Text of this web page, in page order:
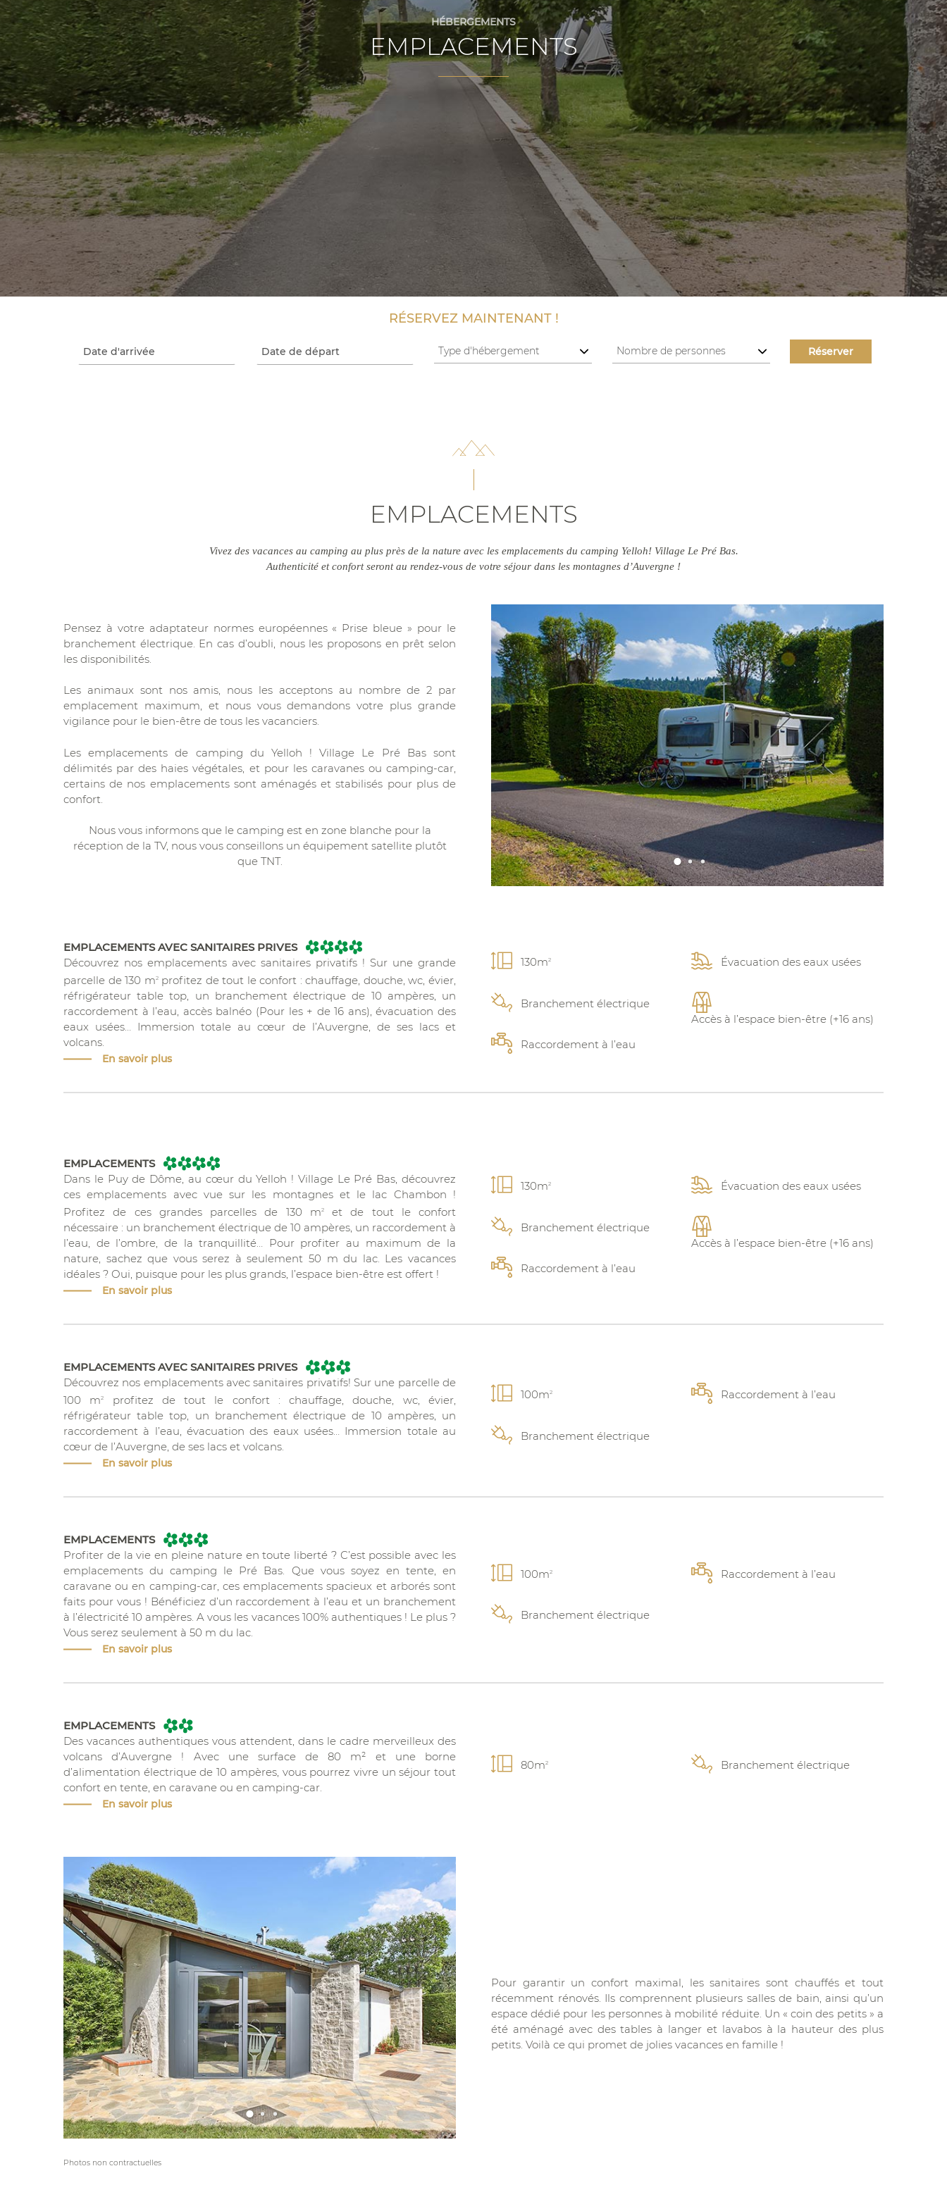
HÉBERGEMENTS
EMPLACEMENTS
RÉSERVEZ MAINTENANT !
EMPLACEMENTS
Vivez des vacances au camping au plus près de la nature avec les emplacements du camping Yelloh! Village Le Pré Bas.
Authenticité et confort seront au rendez-vous de votre séjour dans les montagnes d’Auvergne !
Pensez à votre adaptateur normes européennes « Prise bleue » pour le
branchement électrique. En cas d’oubli, nous les proposons en prêt selon
les disponibilités.
Les animaux sont nos amis, nous les acceptons au nombre de 2 par
emplacement maximum, et nous vous demandons votre plus grande
vigilance pour le bien-être de tous les vacanciers.
Les emplacements de camping du Yelloh ! Village Le Pré Bas sont
délimités par des haies végétales, et pour les caravanes ou camping-car,
certains de nos emplacements sont aménagés et stabilisés pour plus de
confort.
Nous vous informons que le camping est en zone blanche pour la
réception de la TV, nous vous conseillons un équipement satellite plutôt
que TNT.
EMPLACEMENTS AVEC SANITAIRES PRIVES
Découvrez nos emplacements avec sanitaires privatifs ! Sur une grande
parcelle de 130 m2profitez de tout le confort : chauffage, douche, wc, évier,
réfrigérateur table top, un branchement électrique de 10 ampères, un
raccordement à l’eau, accès balnéo (Pour les + de 16 ans), évacuation des
eaux usées… Immersion totale au cœur de l’Auvergne, de ses lacs et
volcans.
En savoir plus
130m2
Branchement électrique
Raccordement à l’eau
Évacuation des eaux usées
Accès à l’espace bien-être (+16 ans)
EMPLACEMENTS
Dans le Puy de Dôme, au cœur du Yelloh ! Village Le Pré Bas, découvrez
ces emplacements avec vue sur les montagnes et le lac Chambon !
Profitez de ces grandes parcelles de 130 m2et de tout le confort
nécessaire : un branchement électrique de 10 ampères, un raccordement à
l’eau, de l’ombre, de la tranquillité… Pour profiter au maximum de la
nature, sachez que vous serez à seulement 50 m du lac. Les vacances
idéales ? Oui, puisque pour les plus grands, l’espace bien-être est offert !
En savoir plus
130m2
Branchement électrique
Raccordement à l’eau
Évacuation des eaux usées
Accès à l’espace bien-être (+16 ans)
EMPLACEMENTS AVEC SANITAIRES PRIVES
Découvrez nos emplacements avec sanitaires privatifs! Sur une parcelle de
100 m2
profitez de tout le confort : chauffage, douche, wc, évier,
réfrigérateur table top, un branchement électrique de 10 ampères, un
raccordement à l’eau, évacuation des eaux usées… Immersion totale au
cœur de l’Auvergne, de ses lacs et volcans.
En savoir plus
100m2
Branchement électrique
Raccordement à l’eau
EMPLACEMENTS
Profiter de la vie en pleine nature en toute liberté ? C’est possible avec les
emplacements du camping le Pré Bas. Que vous soyez en tente, en
caravane ou en camping-car, ces emplacements spacieux et arborés sont
faits pour vous ! Bénéficiez d’un raccordement à l’eau et un branchement
à l’électricité 10 ampères. A vous les vacances 100% authentiques ! Le plus ?
Vous serez seulement à 50 m du lac.
En savoir plus
100m2
Branchement électrique
Raccordement à l’eau
EMPLACEMENTS
Des vacances authentiques vous attendent, dans le cadre merveilleux des
volcans d’Auvergne ! Avec une surface de 80 m² et une borne
d’alimentation électrique de 10 ampères, vous pourrez vivre un séjour tout
confort en tente, en caravane ou en camping-car.
En savoir plus
80m2 Branchement électrique
Photos non contractuelles
Pour garantir un confort maximal, les sanitaires sont chauffés et tout
récemment rénovés. Ils comprennent plusieurs salles de bain, ainsi qu’un
espace dédié pour les personnes à mobilité réduite. Un « coin des petits » a
été aménagé avec des tables à langer et lavabos à la hauteur des plus
petits. Voilà ce qui promet de jolies vacances en famille !